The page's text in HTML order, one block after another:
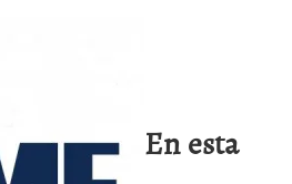
En esta